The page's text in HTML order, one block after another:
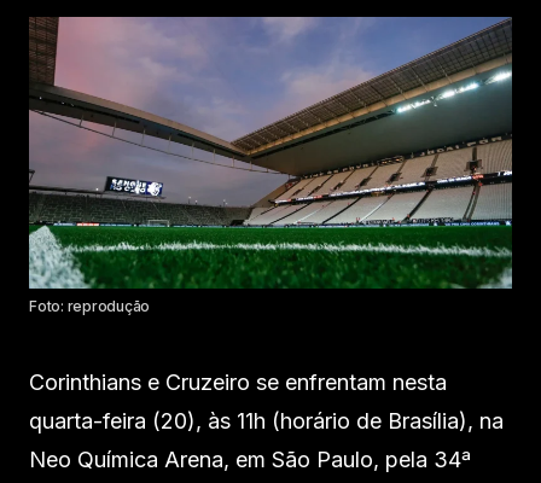
Foto: reprodução
Corinthians e Cruzeiro se enfrentam nesta
quarta-feira (20), às 11h (horário de Brasília), na
Neo Química Arena, em São Paulo, pela 34ª